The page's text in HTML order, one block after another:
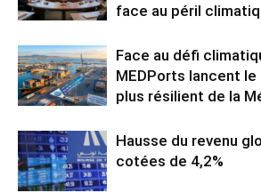
face au péril
Face au défi
MEDPorts lancent le
plus résilient de la
Hausse du revenu
cotées de 4,2%